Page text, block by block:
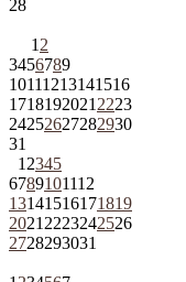
28
1 2
3456789
10111213141516
1718192021 2223
24252627282930
31
1 2345
6789101112
13141516171819
2021 2223242526
2728293031